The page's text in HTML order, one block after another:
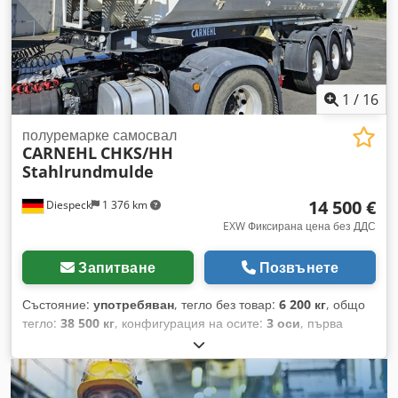
греда, сгъваема Възможни са грешки. Crodpfx Anjzp
Nbasujf
1 / 16
Diespeck 1 376 km
полуремарке самосвал
CARNEHL CHKS/HH
Stahlrundmulde
14 500 €
EXW Фиксирана цена без ДДС
Запитване Позвънете
Състояние: употребяван, тегло без товар: 6 200 кг, общо
тегло: 38 500 кг, конфигурация на осите: 3 оси, първа
, следващ преглед (TÜV):
дължина на товарното пространство:7 350 мм, ширина на
товарното пространство:2 340 мм, височина на товарното